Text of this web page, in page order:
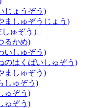
じょうぞう)
ましゅぞうじょう)
ゅぞう）
るかめ)
いしゅぞう)
のはくばいしゅぞう)
ましゅぞう)
しゅぞう)
ゅぞう)
ゅぞう)